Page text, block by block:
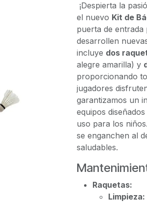
¡Despierta la
el nuevo Kit de
puerta de
desarrollen
incluye dos
alegre amarilla) y
proporcionando
jugadores
garantizamos un
equipos
uso para los
se enganchen al
saludables.
Raquetas:
Limpieza: